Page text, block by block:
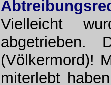
Vielleicht
abgetrieben.
(Völkermord)!
miterlebt